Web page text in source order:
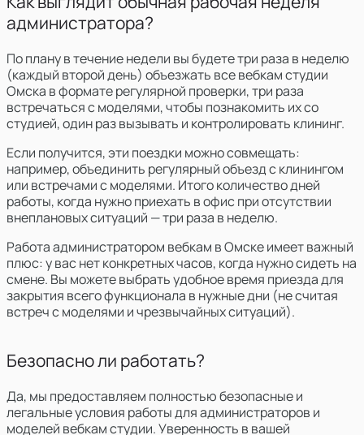
администратора?
По плану в течение недели вы будете три раза в неделю
(каждый второй день) объезжать все вебкам студии
Омска в формате регулярной проверки, три раза
встречаться с моделями, чтобы познакомить их со
студией, один раз вызывать и контролировать клининг.
Если получится, эти поездки можно совмещать:
например, объединить регулярный объезд с клинингом
или встречами с моделями. Итого количество дней
работы, когда нужно приехать в офис при отсутствии
внеплановых ситуаций — три раза в неделю.
Работа администратором вебкам в Омске имеет важный
плюс:у вас нет конкретных часов, когда нужно сидеть на
смене. Вы можете выбрать удобное время приезда для
закрытия всего функционала в нужные дни (не считая
встреч с моделями и чрезвычайных ситуаций).
Безопасно ли работать?
Да, мы предоставляем полностью безопасные и
легальные условия работы для администраторов и
моделей вебкам студии. Уверенность в вашей